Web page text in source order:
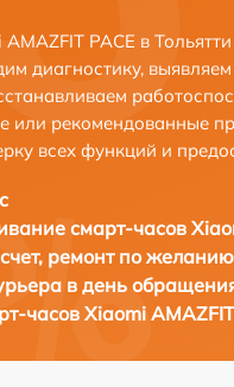
PACE в
диагностику,
или рекомендованные
всех функций и
смарт-часов
ремонт по желанию
в день
часов Xiaomi